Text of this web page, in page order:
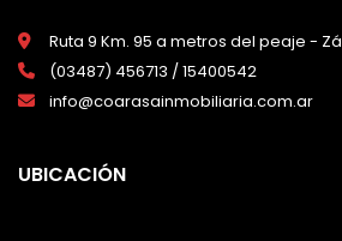
Ruta 9 Km. 95 a metros del peaje -
(03487) 456713 / 15400542
info@coarasainmobiliaria.com.ar
UBICACIÓN